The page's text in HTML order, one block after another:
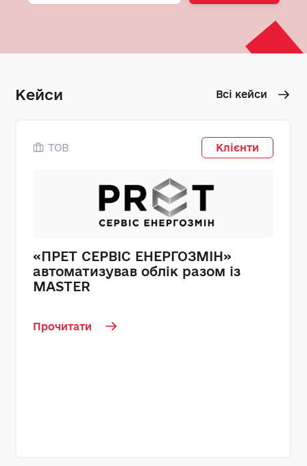
Кейси Всі кейси
ТОВ Клієнти
«ПРЕТ СЕРВІС ЕНЕРГОЗМІН»
автоматизував облік разом із
MASTER
Прочитати